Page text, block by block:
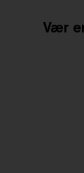
Vær